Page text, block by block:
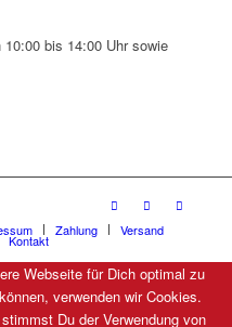
bis 14:00 Uhr sowie
Zahlung Versand
Kontakt
Webseite für Dich optimal zu
verwenden wir Cookies.
Du der Verwendung von